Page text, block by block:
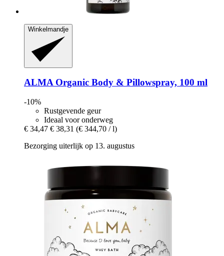
Winkelmandje
ALMAOrganic Body & Pillowspray, 100 ml
-10%
Rustgevende geur
Ideaal voor onderweg
€ 34,47 € 38,31 (€ 344,70 / l)
Bezorging uiterlijk op 13. augustus